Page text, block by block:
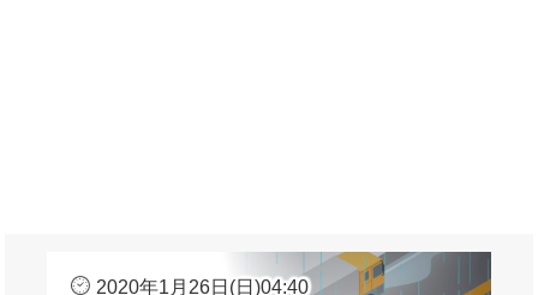
2020年1月26日(日)04:40